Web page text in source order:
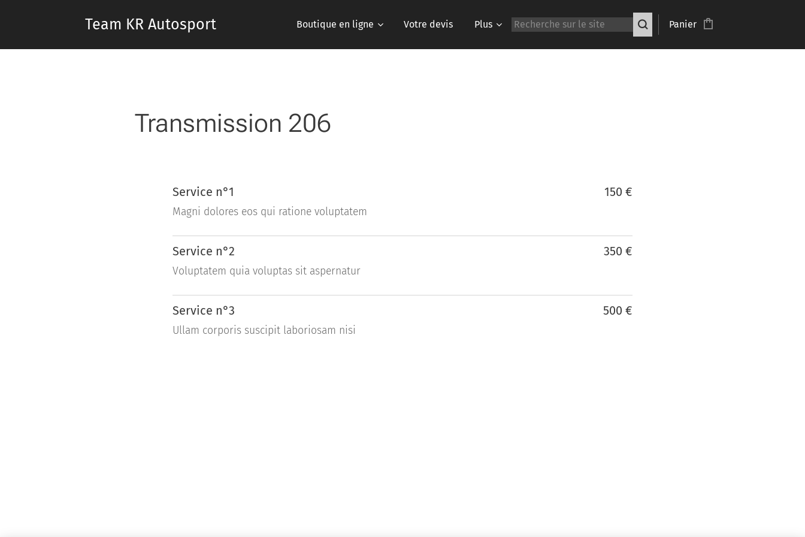
Team KR Autosport Boutique en ligne Votre devis Plus Panier
Transmission 206
Service n°1
Magni dolores eos qui ratione voluptatem
150 €
Service n°2
Voluptatem quia voluptas sit aspernatur
350 €
Service n°3
Ullam corporis suscipit laboriosam nisi
500 €